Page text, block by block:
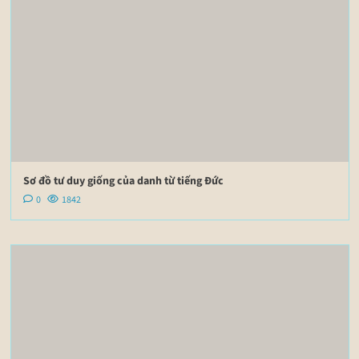
Sơ đồ tư duy giống của danh từ tiếng Đức
0 1842